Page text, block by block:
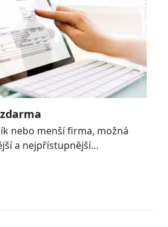
nebo menší firma, možná
a nejpřístupnější…